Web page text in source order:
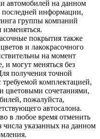
автомобилей на данном
последней информации,
группы компаний
покрытия также
и лакокрасочного
на момент
и могут меняться без
получения точной
комплектацией,
цветовыми сочетаниями,
пожалуйста,
автосалона.
в любое время отменить
указанных на данном